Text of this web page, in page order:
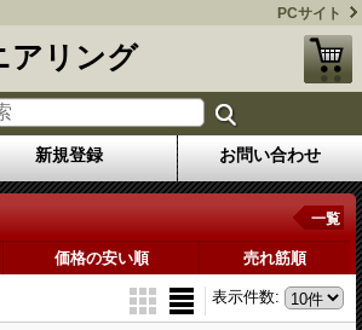
PCサイト
アリング
新規登録 お問い合わせ
一覧
価格の安い順 売れ筋順
表示件数: